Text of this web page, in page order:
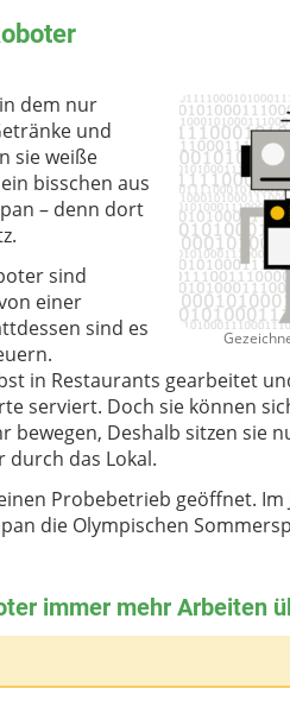
dem nur
und
sie weiße
bisschen aus
– denn dort
sind
einer
sind es
in Restaurants gearbeitet
serviert. Doch sie können
bewegen, Deshalb sitzen sie
das Lokal.
Probebetrieb geöffnet. Im
die Olympischen
immer mehr Arbeiten